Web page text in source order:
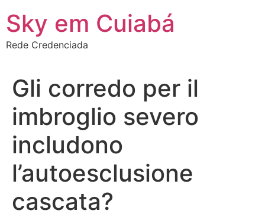
para
conteúdo
Sky em Cuiabá
Rede Credenciada
Gli corredo per il
imbroglio severo
includono
l’autoesclusione
cascata?